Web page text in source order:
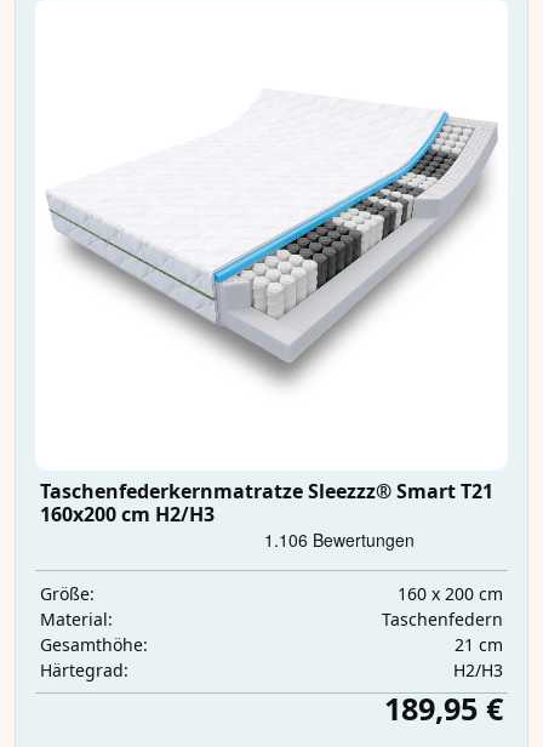
Taschenfederkernmatratze Sleezzz® Smart T21
160x200 cm H2/H3
Größe:
160 x 200 cm
Material:
Taschenfedern
Gesamthöhe:
21 cm
Härtegrad:
H2/H3
189,95 €